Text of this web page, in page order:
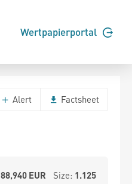
Wertpapierportal
Alert Factsheet
88,940EUR Size: 1.125